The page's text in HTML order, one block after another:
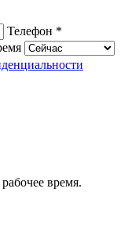
Телефон *
время.